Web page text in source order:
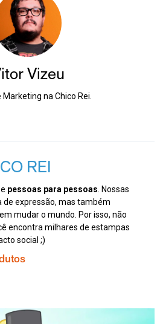
Vizeu
Marketing na Chico Rei.
REI
pessoas para pessoas. Nossas
expressão, mas também
mudar o mundo. Por isso, não
encontra milhares de estampas
social ;)